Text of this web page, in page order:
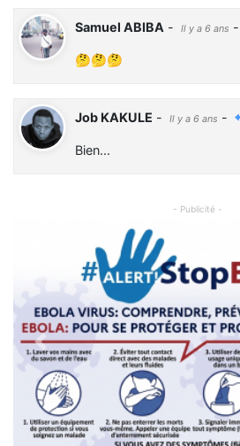
Samuel ABIBA - Il y a 6 ans -
🤔🤔🤔
Job KAKULE - Il y a 6 ans -
Bien...
- Publicité -
Previous